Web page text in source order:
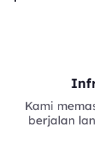
Kami
berjalan